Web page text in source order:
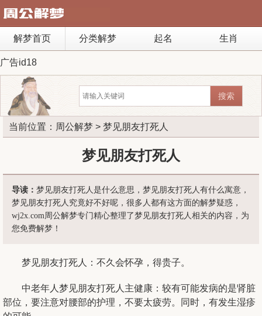
解梦首页 分类解梦 起名 生肖
广告id18
当前位置： 周公解梦 > 梦见朋友打死人
梦见朋友打死人
导读： 梦见朋友打死人是什么意思，梦见朋友打死人有什么寓意，
梦见朋友打死人究竟好不好呢，很多人都有这方面的解梦疑惑，
wj2x.com周公解梦专门精心整理了梦见朋友打死人相关的内容，为
您免费解梦！
梦见朋友打死人：不久会怀孕，得贵子。
中老年人梦见朋友打死人主健康：较有可能发病的是肾脏
部位，要注意对腰部的护理，不要太疲劳。同时，有发生湿疹